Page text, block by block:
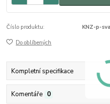
Číslo produktu: KNZ-p-
Do oblíbených
Kompletní specifikace
Komentáře 0